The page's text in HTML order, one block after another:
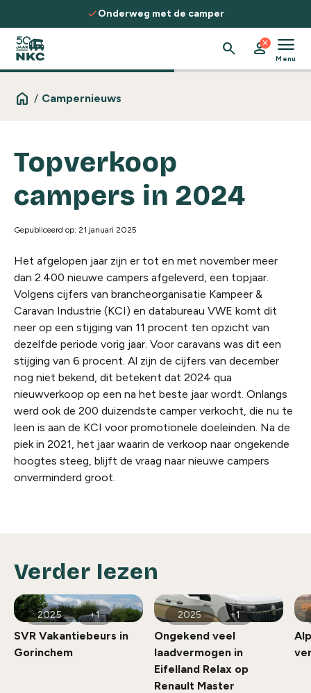
Spring naar de inhoud
checkOnderweg met de camper
search person
close menu
Menu
home / Campernieuws
Topverkoop
campers in 2024
Gepubliceerd op: 21 januari 2025
Het afgelopen jaar zijn er tot en met november meer
dan 2.400 nieuwe campers afgeleverd, een topjaar.
Volgens cijfers van brancheorganisatie Kampeer &
Caravan Industrie (KCI) en databureau VWE komt dit
neer op een stijging van 11 procent ten opzicht van
dezelfde periode vorig jaar. Voor caravans was dit een
stijging van 6 procent. Al zijn de cijfers van december
nog niet bekend, dit betekent dat 2024 qua
nieuwverkoop op een na het beste jaar wordt. Onlangs
werd ook de 200 duizendste camper verkocht, die nu te
leen is aan de KCI voor promotionele doeleinden. Na de
piek in 2021, het jaar waarin de verkoop naar ongekende
hoogtes steeg, blijft de vraag naar nieuwe campers
onverminderd groot.
Verder lezen
2025 +1
SVR Vakantiebeurs in
Gorinchem
2025 +1
Ongekend veel
laadvermogen in
Eifelland Relax op
Renault Master